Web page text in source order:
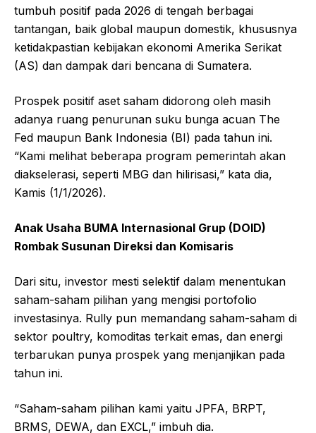
tumbuh positif pada 2026 di tengah berbagai
tantangan, baik global maupun domestik, khususnya
ketidakpastian kebijakan ekonomi Amerika Serikat
(AS) dan dampak dari bencana di Sumatera.
Prospek positif aset saham didorong oleh masih
adanya ruang penurunan suku bunga acuan The
Fed maupun Bank Indonesia (BI) pada tahun ini.
“Kami melihat beberapa program pemerintah akan
diakselerasi, seperti MBG dan hilirisasi,” kata dia,
Kamis (1/1/2026).
Anak Usaha BUMA Internasional Grup (DOID)
Rombak Susunan Direksi dan Komisaris
Dari situ, investor mesti selektif dalam menentukan
saham-saham pilihan yang mengisi portofolio
investasinya. Rully pun memandang saham-saham di
sektor poultry, komoditas terkait emas, dan energi
terbarukan punya prospek yang menjanjikan pada
tahun ini.
“Saham-saham pilihan kami yaitu JPFA, BRPT,
BRMS, DEWA, dan EXCL,” imbuh dia.